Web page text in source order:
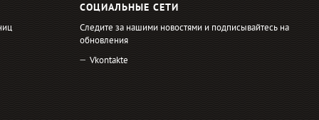
СОЦИАЛЬНЫЕ СЕТИ
Следите за нашими новостями и подписывайтесь на
обновления
Vkontakte